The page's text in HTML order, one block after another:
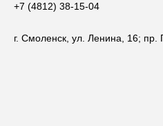
+7 (4812) 38-15-04
г. Смоленск, ул. Ленина, 16; пр.